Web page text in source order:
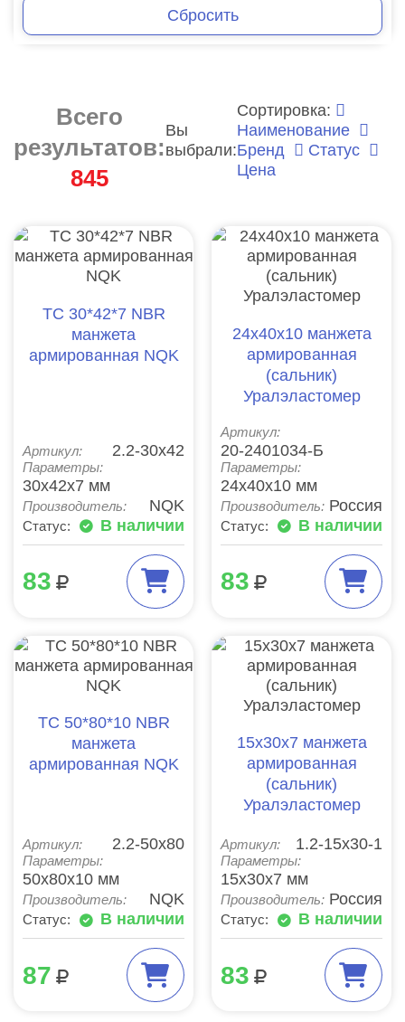
Сбросить
Всего
результатов:
845
Вы
выбрали:
Сортировка:
Наименование
Бренд
Статус
Цена
TC 30*42*7 NBR
манжета
армированная NQK
Артикул: 2.2-30х42
Параметры:
30x42x7 мм
Производитель: NQK
Статус: В наличии
83
24х40х10 манжета
армированная
(сальник)
Уралэластомер
Артикул:
20-2401034-Б
Параметры:
24x40x10 мм
Производитель: Россия
Статус: В наличии
83
TC 50*80*10 NBR
манжета
армированная NQK
Артикул: 2.2-50х80
Параметры:
50x80x10 мм
Производитель: NQK
Статус: В наличии
87
15х30х7 манжета
армированная
(сальник)
Уралэластомер
Артикул: 1.2-15х30-1
Параметры:
15x30x7 мм
Производитель: Россия
Статус: В наличии
83